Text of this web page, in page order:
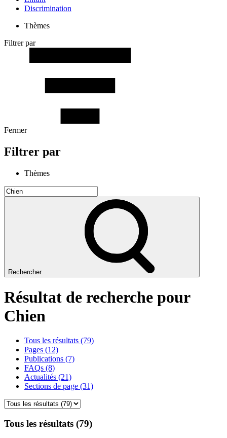
Discrimination
Thèmes
Filtrer par
Fermer
Filtrer par
Thèmes
Rechercher
Résultat de recherche pour
Chien
Tous les résultats (79)
Pages (12)
Publications (7)
FAQs (8)
Actualités (21)
Sections de page (31)
Tous les résultats (79)